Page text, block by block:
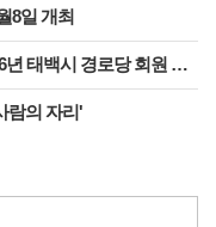
8일 개최
시 경로당 회원 연찬회 개최
람의 자리'